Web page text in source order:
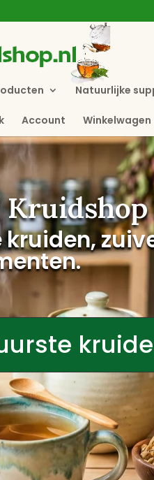
Natuurlijke
Account Winkelwagen